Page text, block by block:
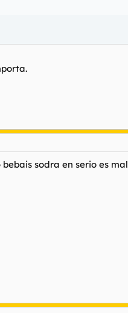
sodra en serio es